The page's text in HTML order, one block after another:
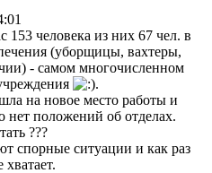
153 человека из них 67 чел. в
(уборщицы, вахтеры,
- самом многочисленном
.
на новое место работы и
нет положений об отделах.
???
спорные ситуации и как раз